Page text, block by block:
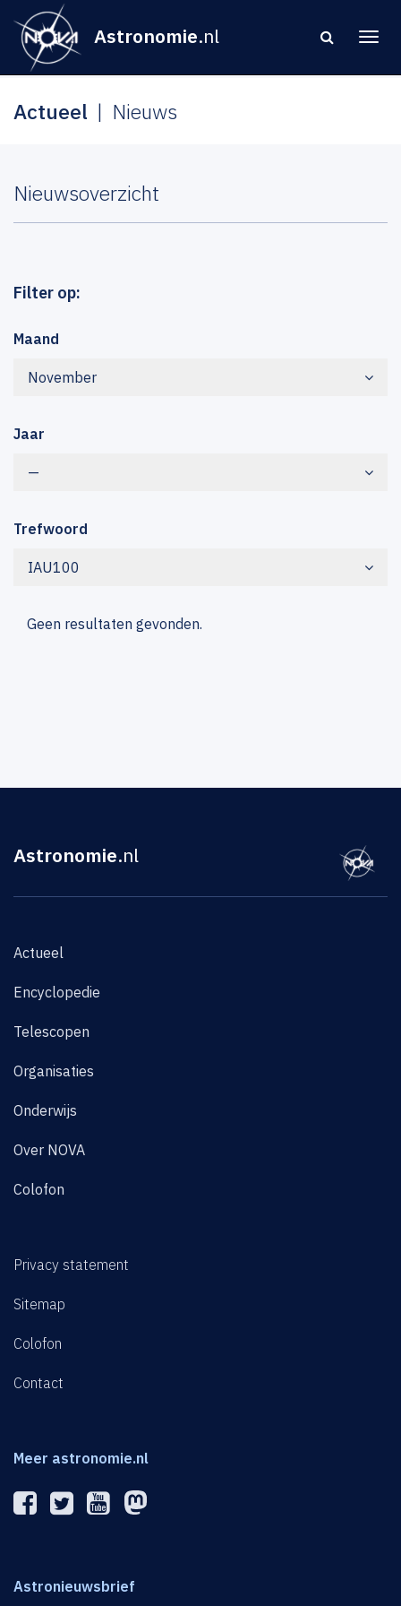
Astronomie.nl
Actueel Nieuws
Nieuwsoverzicht
Filter op:
Maand
November
Jaar
—
Trefwoord
IAU100
Geen resultaten gevonden.
Astronomie.nl
Actueel
Encyclopedie
Telescopen
Organisaties
Onderwijs
Over NOVA
Colofon
Privacy statement
Sitemap
Colofon
Contact
Meer astronomie.nl
Astronieuwsbrief